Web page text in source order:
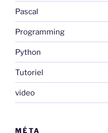
Pascal
Programming
Python
Tutoriel
video
MÉTA